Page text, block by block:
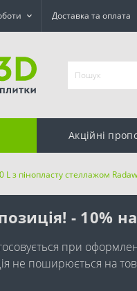
Доставка та оплата
Акційні
L з пінопласту стеллажом
- 10%
при
не поширюється на